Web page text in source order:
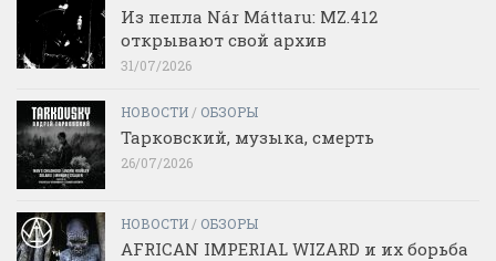
Из пепла Nár Máttaru: MZ.412
открывают свой архив
31/07/2026
НОВОСТИ / ОБЗОРЫ
Тарковский, музыка, смерть
26/07/2026
НОВОСТИ / ОБЗОРЫ
AFRICAN IMPERIAL WIZARD и их борьба